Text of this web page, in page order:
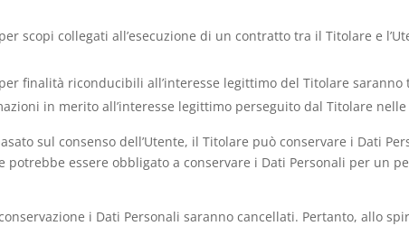
scopi collegati all’esecuzione di un contratto tra il Titolare e
finalità riconducibili all’interesse legittimo del Titolare
in merito all’interesse legittimo perseguito dal Titolare
sul consenso dell’Utente, il Titolare può conservare i Dati
potrebbe essere obbligato a conservare i Dati Personali per un
i Dati Personali saranno cancellati. Pertanto, allo